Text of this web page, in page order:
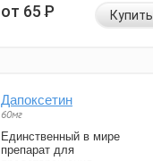
от 65Р Купить
Дапоксетин
60мг
Единственный в мире
препарат для